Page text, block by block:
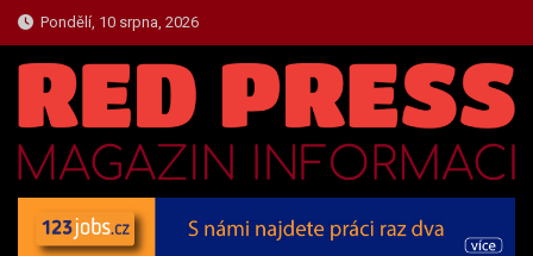
Skip
to
content
Pondělí, 10 srpna, 2026
ZPRAVY.REDPRESS.CZ
Zprávy a Novinky